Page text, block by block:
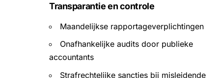
Transparantie en controle
Maandelijkse rapportageverplichtingen
Onafhankelijke audits door publieke
accountants
Strafrechtelijke sancties bij misleidende